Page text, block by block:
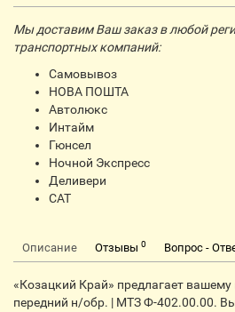
Мы доставим Ваш заказ в любой
транспортных компаний:
Самовывоз
НОВА ПОШТА
Автолюкс
Интайм
Гюнсел
Ночной Экспресс
Деливери
CАТ
Описание Отзывы 0 Вопрос -
«Козацкий Край» предлагает
передний н/обр. | МТЗ Ф-402.00.00.